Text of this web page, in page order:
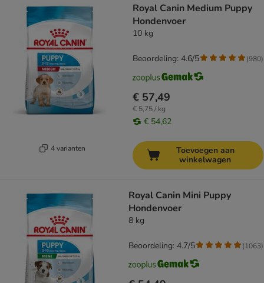
4 varianten
Royal Canin Medium Puppy
Hondenvoer
10 kg
€ 57,49
€ 5,75 / kg
€ 54,62
Beoordeling: 4.6/5 (980)
Toevoegen aan
winkelwagen
Royal Canin Mini Puppy
Hondenvoer
8 kg
Beoordeling: 4.7/5 (1063)